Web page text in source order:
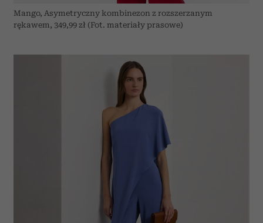
Wykorzystujemy pliki cookie do spersonalizowania treści
i reklam, aby oferować funkcje społecznościowe i
społecznościowym, reklamowym i analitycznym.
Partnerzy mogą połączyć te informacje z innymi danymi
otrzymanymi od Ciebie lub uzyskanymi podczas
Mango, Asymetryczny kombinezon z rozszerzanym
rękawem, 349,99 zł (Fot. materiały prasowe)